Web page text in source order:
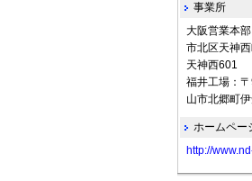
事業所
大阪営業本
市北区天神
天神西601
福井工場：
山市北郷町
ホームペー
http://